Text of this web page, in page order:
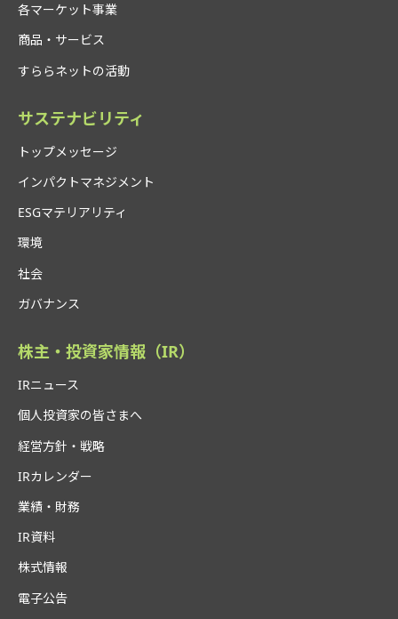
各マーケット事業
商品・サービス
すららネットの活動
サステナビリティ
トップメッセージ
インパクトマネジメント
ESGマテリアリティ
環境
社会
ガバナンス
株主・投資家情報（IR）
IRニュース
個人投資家の皆さまへ
経営方針・戦略
IRカレンダー
業績・財務
IR資料
株式情報
電子公告